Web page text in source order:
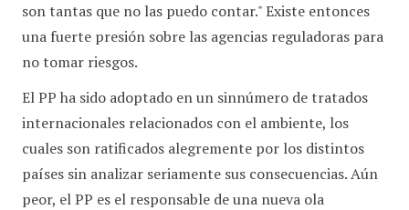
son tantas que no las puedo contar." Existe entonces
una fuerte presión sobre las agencias reguladoras para
no tomar riesgos.
El PP ha sido adoptado en un sinnúmero de tratados
internacionales relacionados con el ambiente, los
cuales son ratificados alegremente por los distintos
países sin analizar seriamente sus consecuencias. Aún
peor, el PP es el responsable de una nueva ola